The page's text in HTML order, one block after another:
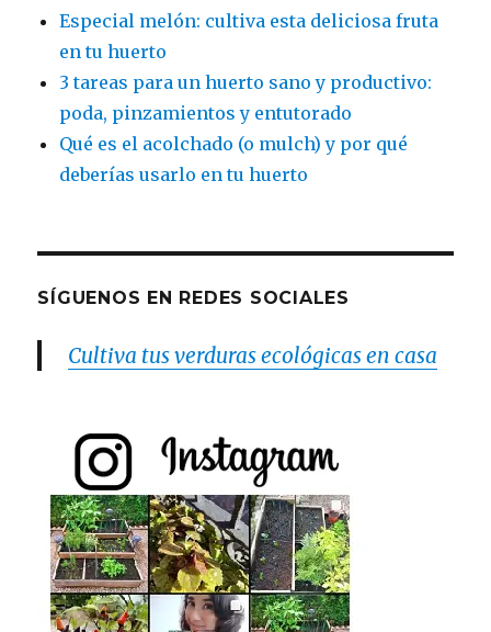
Especial melón: cultiva esta deliciosa fruta
en tu huerto
3 tareas para un huerto sano y productivo:
poda, pinzamientos y entutorado
Qué es el acolchado (o mulch) y por qué
deberías usarlo en tu huerto
SÍGUENOS EN REDES SOCIALES
Cultiva tus verduras ecológicas en casa